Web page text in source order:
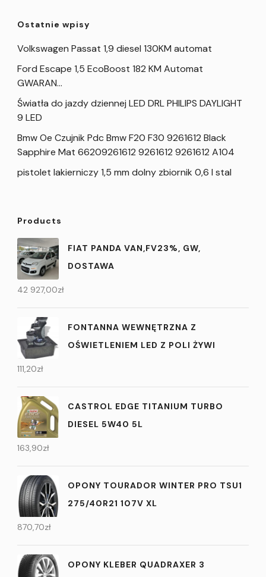
Ostatnie wpisy
Volkswagen Passat 1,9 diesel 130KM automat
Ford Escape 1,5 EcoBoost 182 KM Automat
GWARAN…
Światła do jazdy dziennej LED DRL PHILIPS DAYLIGHT
9 LED
Bmw Oe Czujnik Pdc Bmw F20 F30 9261612 Black
Sapphire Mat 66209261612 9261612 9261612 A104
pistolet lakierniczy 1,5 mm dolny zbiornik 0,6 l stal
Products
FIAT PANDA VAN,FV23%, GW,
DOSTAWA
42 927,00zł
FONTANNA WEWNĘTRZNA Z
OŚWIETLENIEM LED Z POLI ŻYWI
111,20zł
CASTROL EDGE TITANIUM TURBO
DIESEL 5W40 5L
163,90zł
OPONY TOURADOR WINTER PRO TSU1
275/40R21 107V XL
870,70zł
OPONY KLEBER QUADRAXER 3